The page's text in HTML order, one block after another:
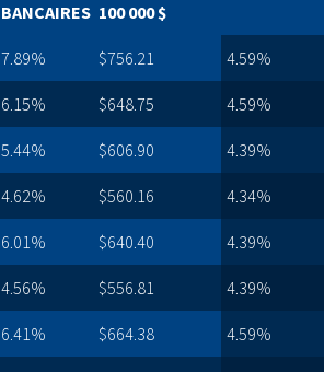
BANCAIRES 100 000 $
7.89% $756.21 4.59%
6.15% $648.75 4.59%
5.44% $606.90 4.39%
4.62% $560.16 4.34%
6.01% $640.40 4.39%
4.56% $556.81 4.39%
6.41% $664.38 4.59%